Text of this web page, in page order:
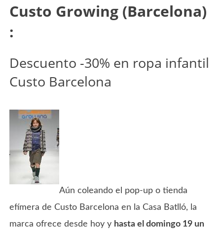
Custo Growing (Barcelona)
:
Descuento -30% en ropa infantil
Custo Barcelona
Aún coleando el pop-up o tienda
efímera de Custo Barcelona en la Casa Batlló, la
marca ofrece desde hoy y hasta el domingo 19 un